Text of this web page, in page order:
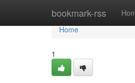
bookmark-rss
Home
Home
1